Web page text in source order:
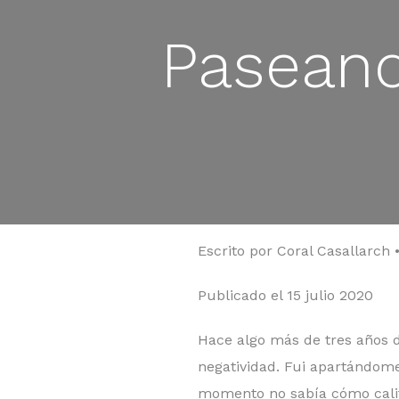
Escrito por Coral Casallarch
Publicado el 15 julio 2020
Hace algo más de tres
negatividad. Fui
momento no sabía cómo